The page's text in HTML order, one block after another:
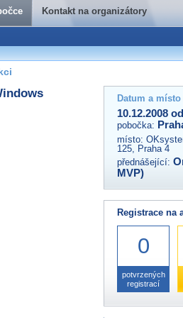
na organizátory
dotaz na organizátory této akce,
kontaktovat na e-mailu:
Kontakt na organizátory
Datum a
10.12.2008
pobočka:
místo:
125, Praha 4
přednášející:
MVP)
Registrace na
0
potvrzených
registrací